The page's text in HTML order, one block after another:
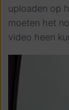
uploaden op
moeten het
video heen